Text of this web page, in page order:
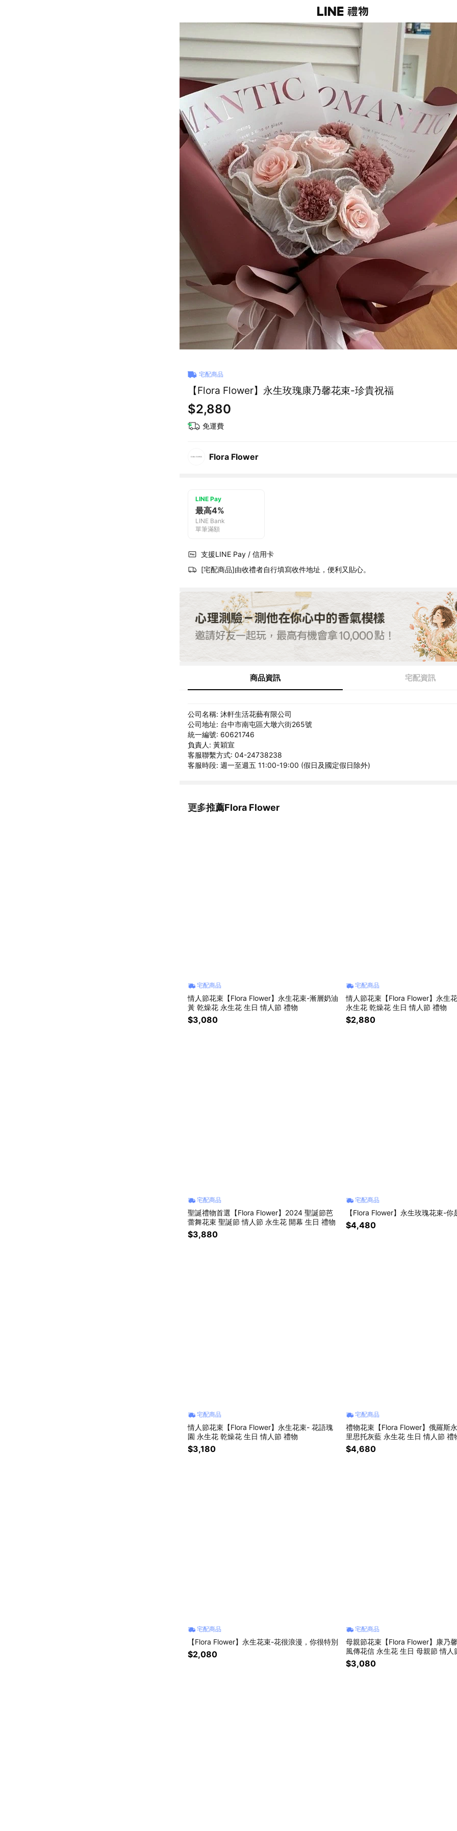
宅配商品
【Flora Flower】永生玫瑰康乃馨花束-珍貴祝福
$2,880
免運費
Flora Flower
LINE Pay
最高4%
LINE Bank
單筆滿額
支援LINE Pay / 信用卡
[宅配商品]由收禮者自行填寫收件地址，便利又貼心。
商品資訊 宅配資訊
公司名稱: 沐軒生活花藝有限公司
公司地址: 台中市南屯區大墩六街265號
統一編號: 60621746
負責人: 黃穎宣
客服聯繫方式: 04-24738238
客服時段: 週一至週五 11:00-19:00 (假日及國定假日除外)
更多推薦Flora Flower
看更多
宅配商品
情人節花束【Flora Flower】永生花束-漸層奶油
黃 乾燥花 永生花 生日 情人節 禮物
$3,080
宅配商品
情人節花束【Flora Flower】永生
永生花 乾燥花 生日 情人節 禮物
$2,880
宅配商品
聖誕禮物首選【Flora Flower】2024 聖誕節芭
蕾舞花束 聖誕節 情人節 永生花 開幕 生日 禮物
$3,880
宅配商品
【Flora Flower】永生玫瑰花束-你
$4,480
宅配商品
情人節花束【Flora Flower】永生花束- 花語瑰
園 永生花 乾燥花 生日 情人節 禮物
$3,180
宅配商品
禮物花束【Flora Flower】俄羅斯
里思托灰藍 永生花 生日 情人節 禮
$4,680
宅配商品
【Flora Flower】永生花束-花很浪漫，你很特別
$2,080
宅配商品
母親節花束【Flora Flower】康乃
風傳花信 永生花 生日 母親節 情人
$3,080